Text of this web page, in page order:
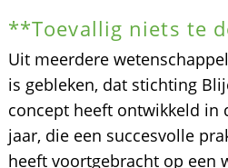
**Toevallig niets te
Uit meerdere
is gebleken, dat stichting
concept heeft ontwikkeld in
jaar, die een succesvolle
heeft voortgebracht op een